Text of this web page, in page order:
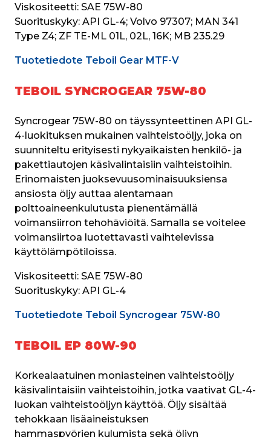
Viskositeetti: SAE 75W-80
Suorituskyky: API GL-4; Volvo 97307; MAN 341
Type Z4; ZF TE-ML 01L, 02L, 16K; MB 235.29
Tuotetiedote Teboil Gear MTF-V
TEBOIL SYNCROGEAR 75W-80
Syncrogear 75W-80 on täyssynteettinen API GL-
4-luokituksen mukainen vaihteistoöljy, joka on
suunniteltu erityisesti nykyaikaisten henkilö- ja
pakettiautojen käsivalintaisiin vaihteistoihin.
Erinomaisten juoksevuusominaisuuksiensa
ansiosta öljy auttaa alentamaan
polttoaineenkulutusta pienentämällä
voimansiirron tehohäviöitä. Samalla se voitelee
voimansiirtoa luotettavasti vaihtelevissa
käyttölämpötiloissa.
Viskositeetti: SAE 75W-80
Suorituskyky: API GL-4
Tuotetiedote Teboil Syncrogear 75W-80
TEBOIL EP 80W-90
Korkealaatuinen moniasteinen vaihteistoöljy
käsivalintaisiin vaihteistoihin, jotka vaativat GL-4-
luokan vaihteistoöljyn käyttöä. Öljy sisältää
tehokkaan lisäaineistuksen
hammaspyörien kulumista sekä öljyn